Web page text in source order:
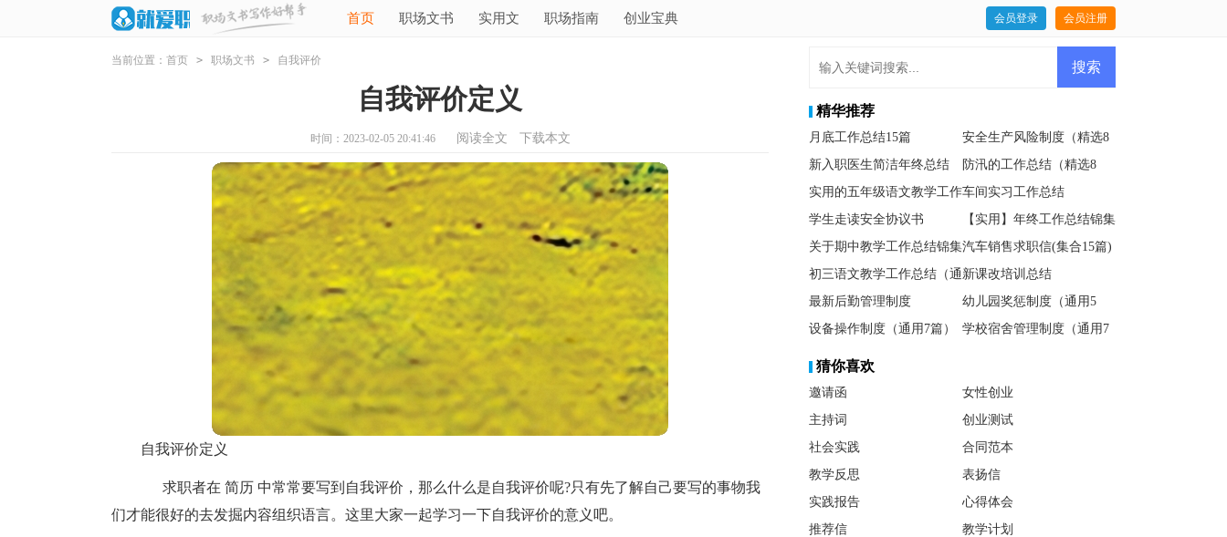
首页 职场文书 实用文 职场指南 创业宝典 会员登录 会员注册
当前位置： 首页 > 职场文书 > 自我评价
自我评价定义
时间：2023-02-05 20:41:46 阅读全文 下载本文
自我评价定义
求职者在 简历 中常常要写到自我评价，那么什么是自我评价呢?只有先了解自己要写的事物我
们才能很好的去发掘内容组织语言。这里大家一起学习一下自我评价的意义吧。
精华推荐
月底工作总结15篇
安全生产风险制度（精选8
篇）
新入职医生简洁年终总结
（通用7篇）
防汛的工作总结（精选8
篇）
实用的五年级语文教学工作
总结锦集8篇
车间实习工作总结
学生走读安全协议书
【实用】年终工作总结锦集
6篇
关于期中教学工作总结锦集
5篇
汽车销售求职信(集合15篇)
初三语文教学工作总结（通
用8篇）
新课改培训总结
最新后勤管理制度
幼儿园奖惩制度（通用5
篇）
设备操作制度（通用7篇）
学校宿舍管理制度（通用7
猜你喜欢
邀请函
女性创业
主持词
创业测试
社会实践
合同范本
教学反思
表扬信
实践报告
心得体会
推荐信
教学计划